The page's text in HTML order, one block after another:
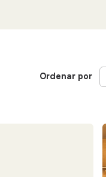
Ordenar por